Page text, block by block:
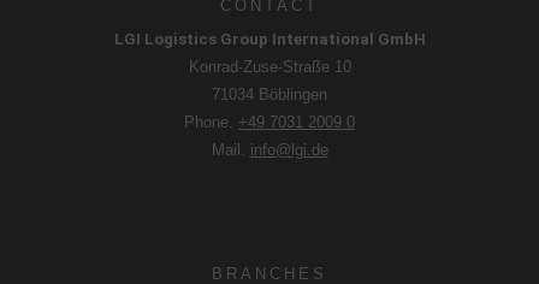
CONTACT
LGI Logistics Group International GmbH
Konrad-Zuse-Straße 10
71034 Böblingen
Phone. +49 7031 2009 0
Mail. info@lgi.de
BRANCHES
Daarbij bestaat met name het risico dat uw gegevens door
Amerikaanse autoriteiten worden verwerkt voor controle- en
monitoringdoeleinden, mogelijkerwijs zonder
rechtsmiddelen. Als u op "Alleen essentiële cookies
accepteren" klikt, vindt de hierboven beschreven doorgifte